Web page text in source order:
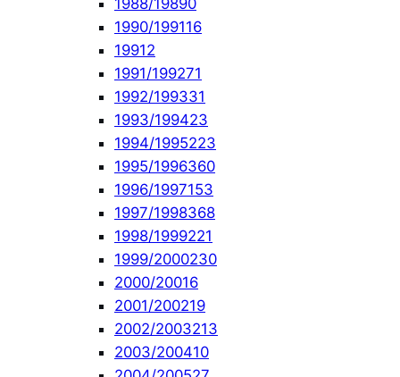
1988/19890
1990/199116
19912
1991/199271
1992/199331
1993/199423
1994/1995223
1995/1996360
1996/1997153
1997/1998368
1998/1999221
1999/2000230
2000/20016
2001/200219
2002/2003213
2003/200410